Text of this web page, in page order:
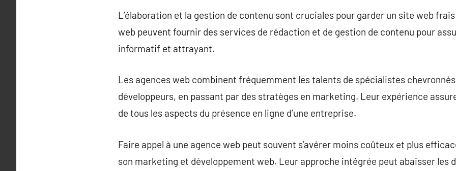
L’élaboration et la gestion de contenu sont cruciales pour garder un site web
web peuvent fournir des services de rédaction et de gestion de contenu pour
informatif et attrayant.
Les agences web combinent fréquemment les talents de spécialistes
développeurs, en passant par des stratèges en marketing. Leur expérience
de tous les aspects du présence en ligne d’une entreprise.
Faire appel à une agence web peut souvent s’avérer moins coûteux et plus
son marketing et développement web. Leur approche intégrée peut abaisser les